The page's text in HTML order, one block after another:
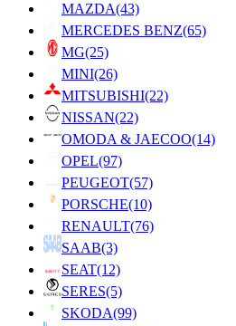
MAZDA(43)
MERCEDES BENZ(65)
MG(25)
MINI(26)
MITSUBISHI(22)
NISSAN(22)
OMODA & JAECOO(14)
OPEL(97)
PEUGEOT(57)
PORSCHE(10)
RENAULT(76)
SAAB(3)
SEAT(12)
SERES(5)
SKODA(99)